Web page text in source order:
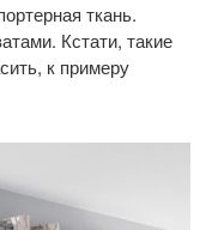
ткань.
Кстати, такие
к примеру